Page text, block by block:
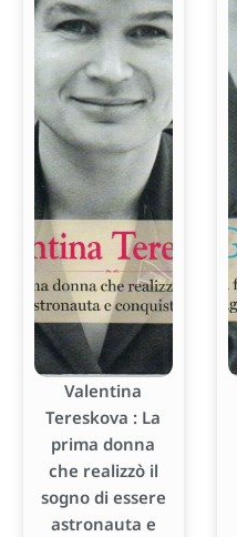
Valentina
Tereskova : La
prima donna
che realizzò il
sogno di essere
astronauta e